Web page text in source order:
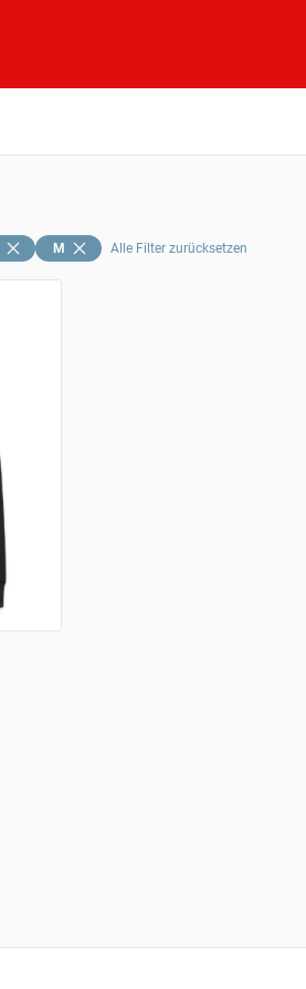
M Alle Filter zurücksetzen